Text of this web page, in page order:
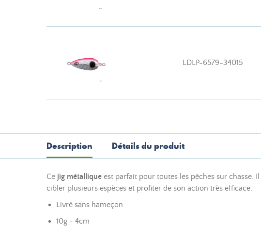
LDLP-6579-34015
Description Détails du produit
Ce jig métallique est parfait pour toutes les pêches sur chasse.
cibler plusieurs espèces et profiter de son action très efficace.
Livré sans hameçon
10g - 4cm